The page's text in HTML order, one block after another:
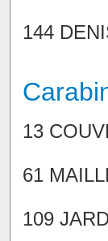
144
13
61
109